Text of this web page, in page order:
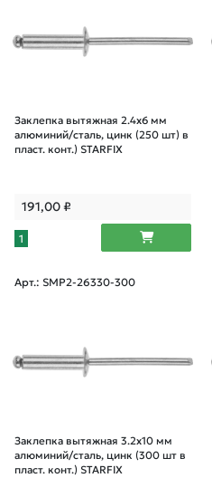
Заклепка вытяжная 2.4х6 мм
алюминий/сталь, цинк (250 шт) в
пласт. конт.) STARFIX
191,00₽
1
Арт.: SMP2-26330-300
Заклепка вытяжная 3.2х10 мм
алюминий/сталь, цинк (300 шт в
пласт. конт.) STARFIX